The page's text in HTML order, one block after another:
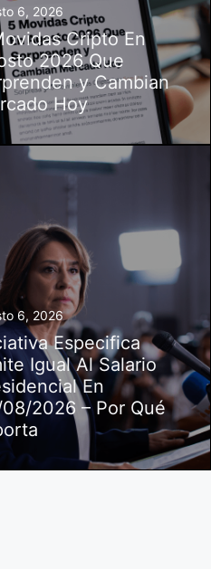
6, 2026
Cripto En
2026 Que
y Cambian
Hoy
6, 2026
Especifica
Igual Al Salario
En
2026 – Por Qué